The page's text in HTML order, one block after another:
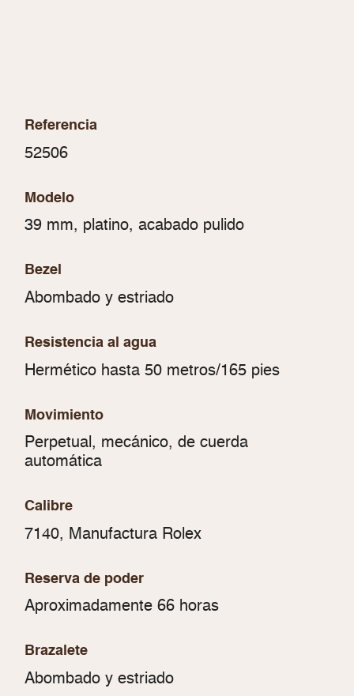
Referencia
52506
Modelo
39 mm, platino, acabado pulido
Bezel
Abombado y estriado
Resistencia al agua
Hermético hasta 50 metros/165 pies
Movimiento
Perpetual, mecánico, de cuerda
automática
Calibre
7140, Manufactura Rolex
Reserva de poder
Aproximadamente 66 horas
Brazalete
Abombado y estriado